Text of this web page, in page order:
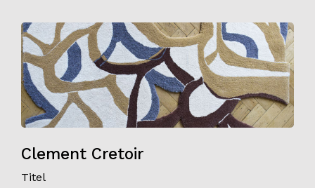
Clement Cretoir
Titel